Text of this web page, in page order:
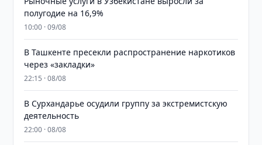
полугодие на 16,9%
10:00 · 09/08
В Ташкенте пресекли распространение наркотиков
через «закладки»
22:15 · 08/08
В Сурхандарье осудили группу за экстремистскую
деятельность
22:00 · 08/08